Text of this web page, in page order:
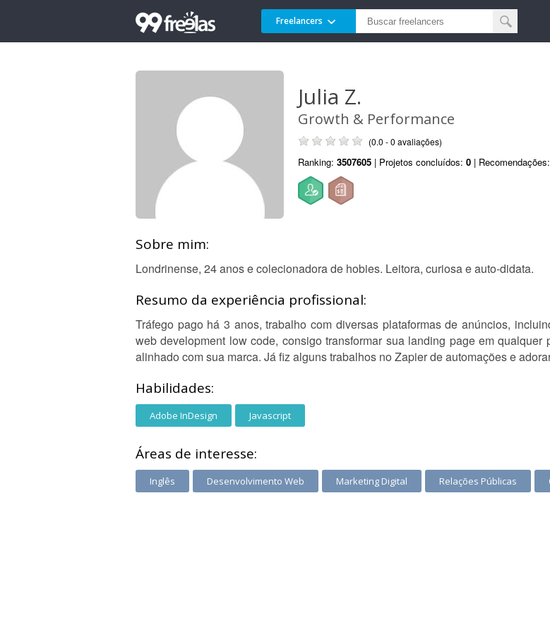
Freelancers
Julia Z.
Growth & Performance
(0.0 - 0 avaliações)
Ranking: 3507605 | Projetos concluídos: 0 | Recomendações:
Sobre mim:
Londrinense, 24 anos e colecionadora de hobies. Leitora, curiosa e auto-didata.
Resumo da experiência profissional:
Tráfego pago há 3 anos, trabalho com diversas plataformas de anúncios,
web development low code, consigo transformar sua landing page em
alinhado com sua marca. Já fiz alguns trabalhos no Zapier de automações e
Habilidades:
Adobe InDesign Javascript
Áreas de interesse:
Inglês Desenvolvimento Web Marketing Digital Relações Públicas